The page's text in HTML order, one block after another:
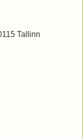
Tallinn